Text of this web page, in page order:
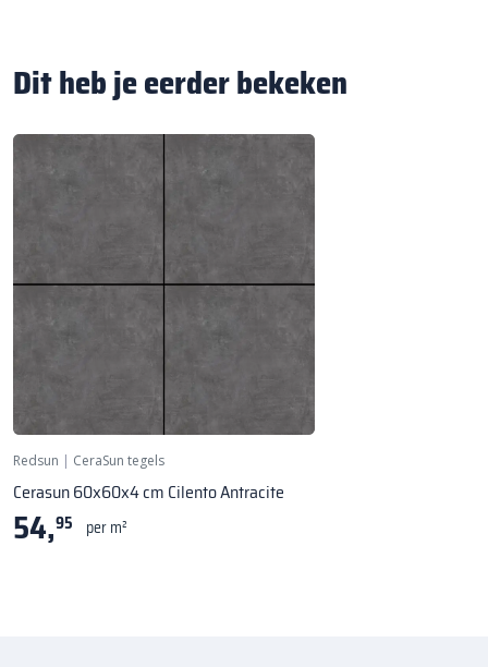
Dit heb je eerder bekeken
Redsun | CeraSun tegels
Cerasun 60x60x4 cm Cilento Antracite
54,95 per m²